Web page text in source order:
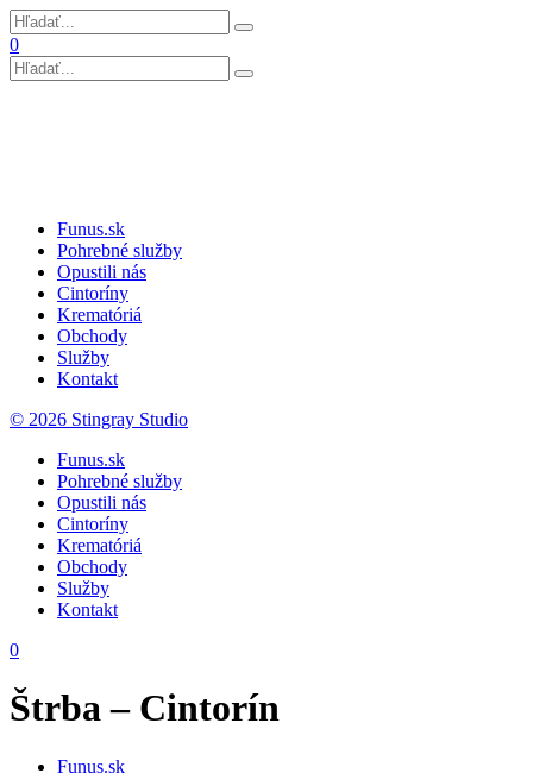
0
Funus.sk
Pohrebné služby
Opustili nás
Cintoríny
Krematóriá
Obchody
Služby
Kontakt
© 2026 Stingray Studio
Funus.sk
Pohrebné služby
Opustili nás
Cintoríny
Krematóriá
Obchody
Služby
Kontakt
0
Štrba – Cintorín
Funus.sk